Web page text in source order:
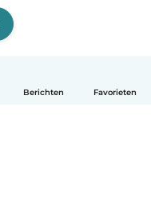
Berichten Favorieten